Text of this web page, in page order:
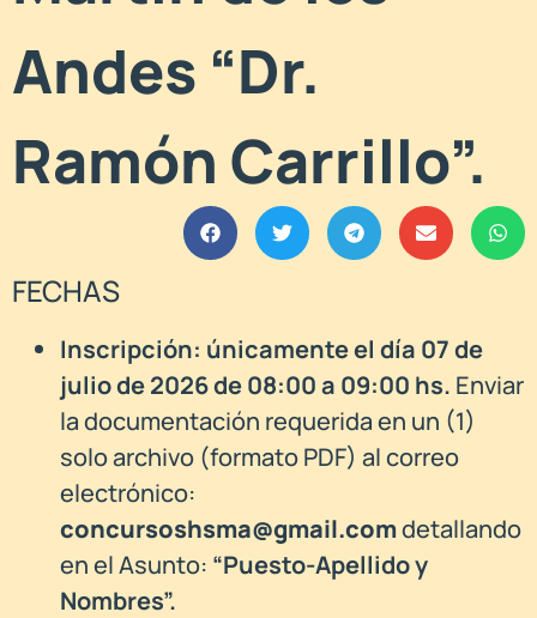
Andes “Dr.
Ramón Carrillo”.
FECHAS
Inscripción: únicamente el día 07 de
julio de 2026 de 08:00 a 09:00 hs. Enviar
la documentación requerida en un (1)
solo archivo (formato PDF) al correo
electrónico:
concursoshsma@gmail.comdetallando
en el Asunto: “Puesto-Apellido y
Nombres”.